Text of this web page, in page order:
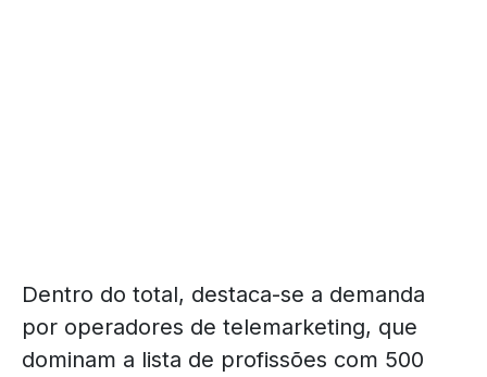
Dentro do total, destaca-se a demanda
por operadores de telemarketing, que
dominam a lista de profissões com 500